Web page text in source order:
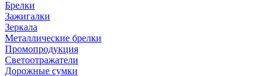
Брелки
Зажигалки
Зеркала
Металлические брелки
Промопродукция
Светоотражатели
Дорожные сумки